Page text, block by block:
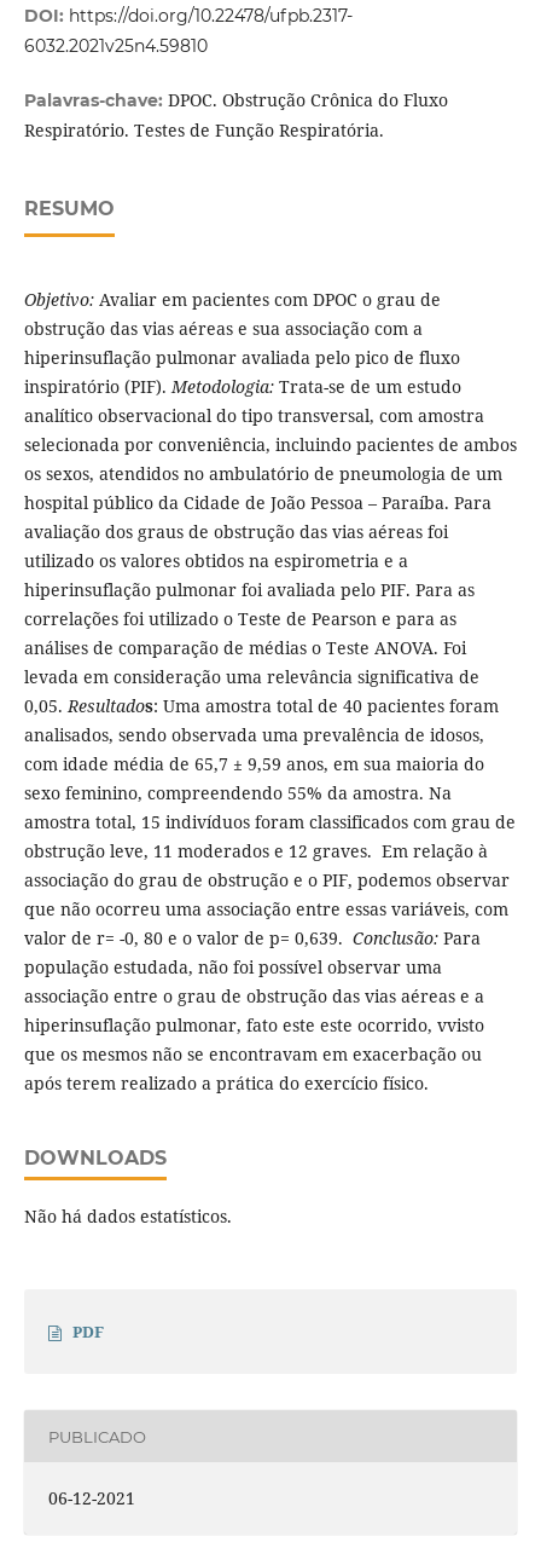
DOI: https://doi.org/10.22478/ufpb.2317-
6032.2021v25n4.59810
Palavras-chave: DPOC. Obstrução Crônica do Fluxo
Respiratório. Testes de Função Respiratória.
RESUMO
Objetivo:Avaliar em pacientes com DPOC o grau de
obstrução das vias aéreas e sua associação com a
hiperinsuflação pulmonar avaliada pelo pico de fluxo
inspiratório (PIF).Metodologia:Trata-se de um estudo
analítico observacional do tipo transversal, com amostra
selecionada por conveniência, incluindo pacientes de ambos
os sexos, atendidos no ambulatório de pneumologia de um
hospital público da Cidade de João Pessoa – Paraíba. Para
avaliação dos graus de obstrução das vias aéreas foi
utilizado os valores obtidos na espirometria e a
hiperinsuflação pulmonar foi avaliada pelo PIF. Para as
correlações foi utilizado o Teste de Pearson e para as
análises de comparação de médias o Teste ANOVA. Foi
levada em consideração uma relevância significativa de
0,05.Resultados: Uma amostra total de 40 pacientes foram
analisados, sendo observada uma prevalência de idosos,
com idade média de 65,7 ± 9,59 anos, em sua maioria do
sexo feminino, compreendendo 55% da amostra. Na
amostra total, 15 indivíduos foram classificados com grau de
obstrução leve, 11 moderados e 12 graves. Em relação à
associação do grau de obstrução e o PIF, podemos observar
que não ocorreu uma associação entre essas variáveis, com
valor de r= -0, 80 e o valor de p= 0,639. Conclusão: Para
população estudada, não foi possível observar uma
associação entre o grau de obstrução das vias aéreas e a
hiperinsuflação pulmonar, fato este este ocorrido, vvisto
que os mesmos não se encontravam em exacerbação ou
após terem realizado a prática do exercício físico.
DOWNLOADS
Não há dados estatísticos.
PDF
PUBLICADO
06-12-2021